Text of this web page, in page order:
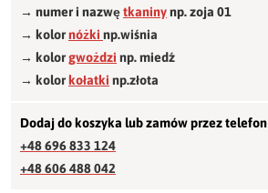
→ numer i nazwętkaninynp. zoja 01
→ kolornóżki np.wiśnia
→ kolorgwożdzi np. miedź
→ kolorkołatki np.złota
Dodaj do koszyka lub zamów przez telefon
+48 696 833 124
+48 606 488 042